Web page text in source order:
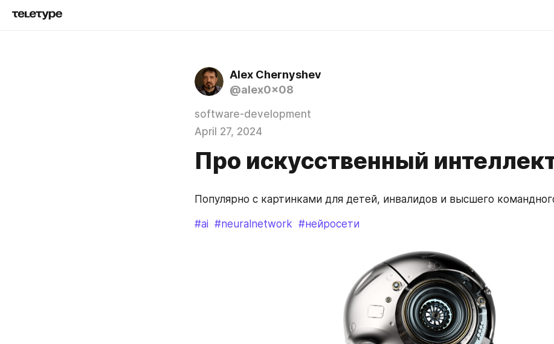
Alex Chernyshev
@alex0x08
software-development
April 27, 2024
Про искусственный
Популярно с картинками для детей, инвалидов и высшего
#ai #neuralnetwork #нейросети